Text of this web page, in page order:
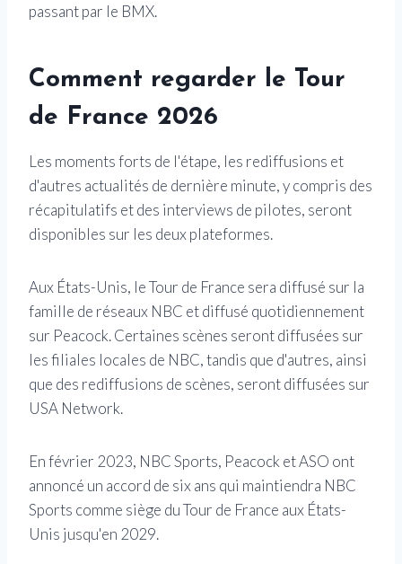
passant par le BMX.
Comment regarder le Tour
de France 2026
Les moments forts de l'étape, les rediffusions et
d'autres actualités de dernière minute, y compris des
récapitulatifs et des interviews de pilotes, seront
disponibles sur les deux plateformes.
Aux États-Unis, le Tour de France sera diffusé sur la
famille de réseaux NBC et diffusé quotidiennement
sur Peacock. Certaines scènes seront diffusées sur
les filiales locales de NBC, tandis que d'autres, ainsi
que des rediffusions de scènes, seront diffusées sur
USA Network.
En février 2023, NBC Sports, Peacock et ASO ont
annoncé un accord de six ans qui maintiendra NBC
Sports comme siège du Tour de France aux États-
Unis jusqu'en 2029.